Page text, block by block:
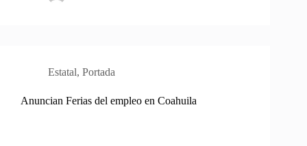
Estatal, Portada
Anuncian Ferias del empleo en Coahuila